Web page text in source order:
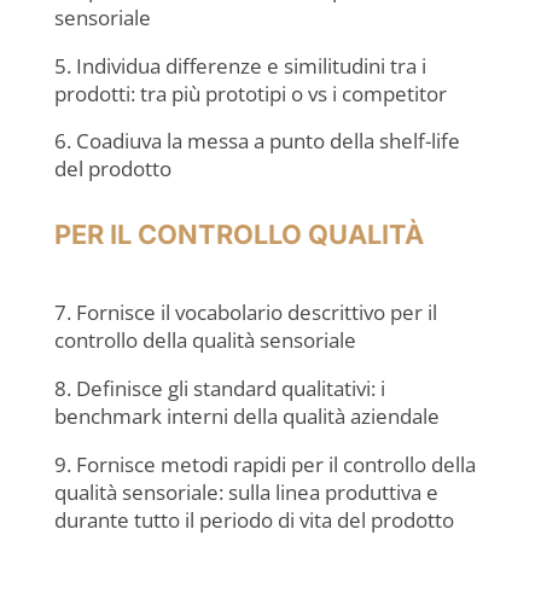
sensoriale
5. Individua differenze e similitudini tra i
prodotti: tra più prototipi o vs i competitor
6. Coadiuva la messa a punto della shelf-life
del prodotto
PER IL CONTROLLO QUALITÀ
7. Fornisce il vocabolario descrittivo per il
controllo della qualità sensoriale
8. Definisce gli standard qualitativi: i
benchmark interni della qualità aziendale
9. Fornisce metodi rapidi per il controllo della
qualità sensoriale: sulla linea produttiva e
durante tutto il periodo di vita del prodotto